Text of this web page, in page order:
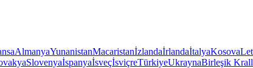
AlmanyaYunanistanMacaristanİzlandaİrlandaİtalyaKosova
SlovenyaİspanyaİsveçİsviçreTürkiyeUkraynaBirleşik